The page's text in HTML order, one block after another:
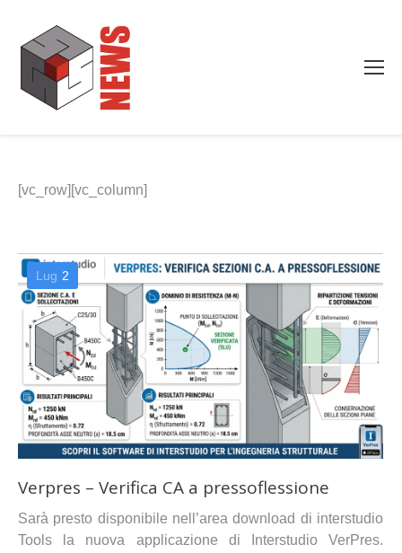
[vc_row][vc_column]
Lug 2
Verpres – Verifica CA a pressoflessione
Sarà presto disponibile nell’area download di interstudio
Tools la nuova applicazione di Interstudio VerPres.